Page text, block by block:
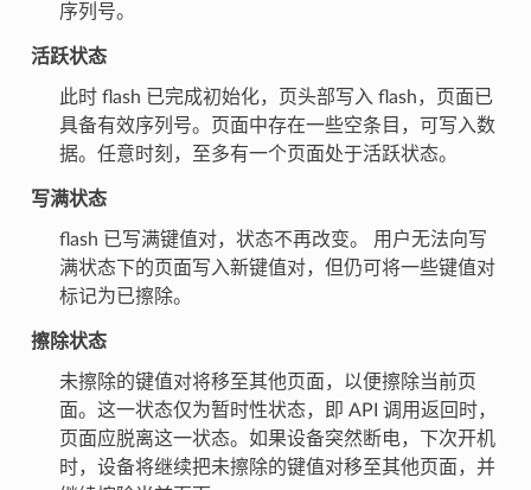
序列号。
活跃状态
此时 flash 已完成初始化，页头部写入 flash，页面已
具备有效序列号。页面中存在一些空条目，可写入数
据。任意时刻，至多有一个页面处于活跃状态。
写满状态
flash 已写满键值对，状态不再改变。 用户无法向写
满状态下的页面写入新键值对，但仍可将一些键值对
标记为已擦除。
擦除状态
未擦除的键值对将移至其他页面，以便擦除当前页
面。这一状态仅为暂时性状态，即 API 调用返回时，
页面应脱离这一状态。如果设备突然断电，下次开机
时，设备将继续把未擦除的键值对移至其他页面，并